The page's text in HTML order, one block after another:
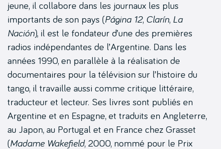
jeune, il collabore dans les journaux les plus
importants de son pays (Página 12, Clarín, La
Nación), il est le fondateur d’une des premières
radios indépendantes de l’Argentine. Dans les
années 1990, en parallèle à la réalisation de
documentaires pour la télévision sur l’histoire du
tango, il travaille aussi comme critique littéraire,
traducteur et lecteur. Ses livres sont publiés en
Argentine et en Espagne, et traduits en Angleterre,
au Japon, au Portugal et en France chez Grasset
(Madame Wakefield, 2000, nommé pour le Prix